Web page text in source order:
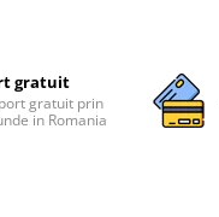
gratuit
gratuit prin
in Romania